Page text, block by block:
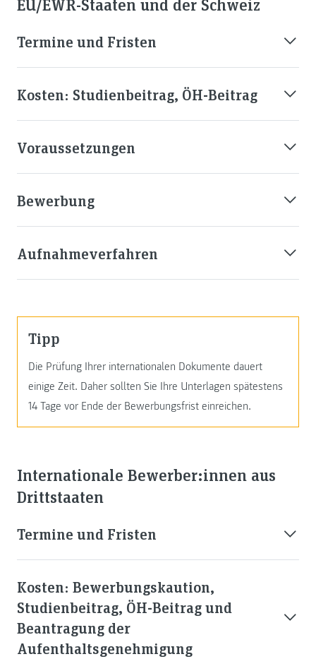
Termine und Fristen
Kosten: Studienbeitrag, ÖH-Beitrag
Voraussetzungen
Bewerbung
Aufnahmeverfahren
Tipp
Die Prüfung Ihrer internationalen Dokumente dauert
einige Zeit. Daher sollten Sie Ihre Unterlagen spätestens
14 Tage vor Ende der Bewerbungsfrist einreichen.
Internationale Bewerber:innen aus
Drittstaaten
Termine und Fristen
Kosten: Bewerbungskaution,
Studienbeitrag, ÖH-Beitrag und
Beantragung der
Aufenthaltsgenehmigung